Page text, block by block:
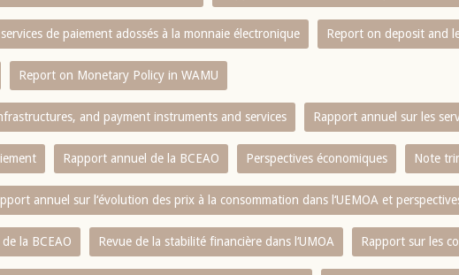
de paiement adossés à la monnaie électronique Report on deposit and
Report on Monetary Policy in WAMU
and payment instruments and services Rapport annuel sur les
Rapport annuel de la BCEAO Perspectives économiques Note
annuel sur l‘évolution des prix à la consommation dans l‘UEMOA et
la BCEAO Revue de la stabilité financière dans l‘UMOA Rapport sur les